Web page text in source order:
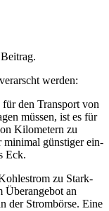
werden:
den Trans­port von
müs­sen, ist es für
Kilo­me­tern zu
mini­mal güns­ti­ger ein­
Eck.
zu Stark­
Über­an­ge­bot an
der Strom­bör­se. Eine